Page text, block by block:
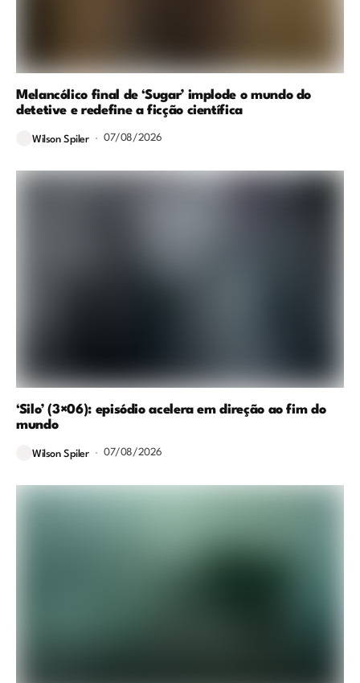
Melancólico final de ‘Sugar’ implode o mundo do
detetive e redefine a ficção científica
Wilson Spiler 07/08/2026
‘Silo’ (3×06): episódio acelera em direção ao fim do
mundo
Wilson Spiler 07/08/2026